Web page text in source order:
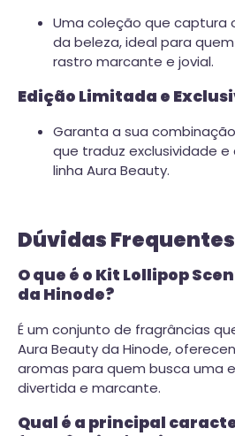
Uma coleção que captura
da beleza, ideal para
rastro marcante e jovial.
Edição Limitada e
Garanta a sua
que traduz exclusividade
linha Aura Beauty.
Dúvidas Frequentes
O que é o Kit Lollipop
da Hinode?
É um conjunto de fragrâncias
Aura Beauty da Hinode,
aromas para quem busca uma
divertida e marcante.
Qual é a principal